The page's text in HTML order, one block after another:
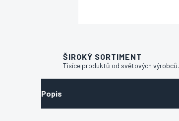
ŠIROKÝ SORTIMENT
Tisíce produktů od světových výrobců.
Popis